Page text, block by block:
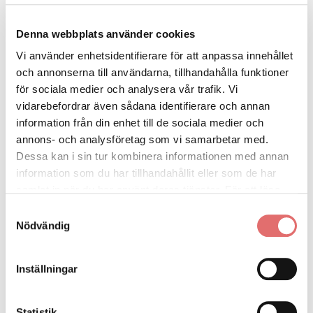
Denna webbplats använder cookies
Vi använder enhetsidentifierare för att anpassa innehållet
och annonserna till användarna, tillhandahålla funktioner
för sociala medier och analysera vår trafik. Vi
vidarebefordrar även sådana identifierare och annan
information från din enhet till de sociala medier och
annons- och analysföretag som vi samarbetar med.
Dessa kan i sin tur kombinera informationen med annan
information som du har tillhandahållit eller som de har
mer här.
Nödvändig
Inställningar
parterna hade mycket olika tillgångar.”
Jämkning är ett juridiskt verktyg för att undvika
orättvisa resultat.
Att tänka på vid jämkning
Innan du begär jämkning bör du tänka på följande:
testamente göras inom sex månader från